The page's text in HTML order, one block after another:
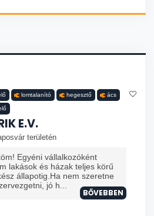
lomtalanító hegesztő ács
E.V.
területén
Egyéni vállalkozóként
lakások és házak teljes körű
állapotig.Ha nem szeretne
jó h...
BŐVEBBEN